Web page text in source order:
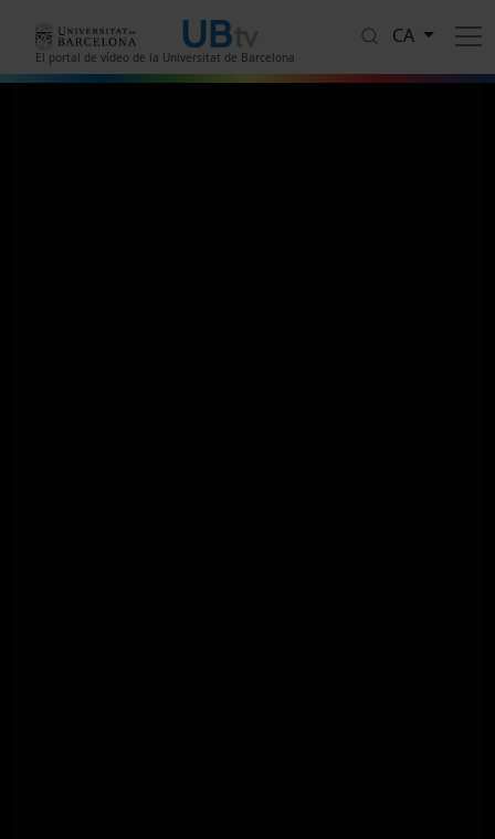
El portal de vídeo de la Universitat de Barcelona
CA